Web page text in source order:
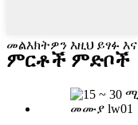
መልእክትዎን እዚህ ይፃፉ
ምርቶች ምድቦች